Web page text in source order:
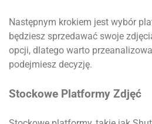
Następnym krokiem jest wybór
będziesz sprzedawać swoje
opcji, dlatego warto
podejmiesz decyzję.
Stockowe Platformy Zdjęć